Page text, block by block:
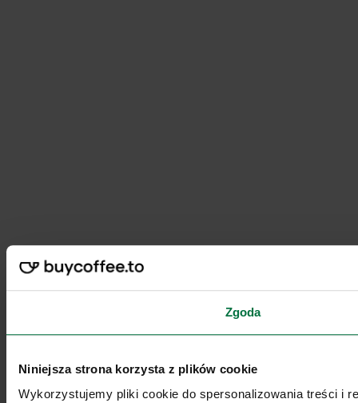
Zgoda
Niniejsza strona korzysta z plików cookie
Wykorzystujemy pliki cookie do spersonalizowania treści i